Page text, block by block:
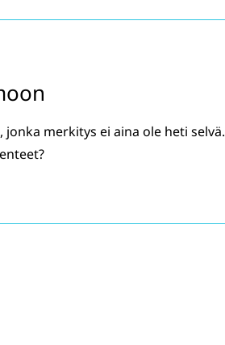
merkitys ei aina ole heti selvä.